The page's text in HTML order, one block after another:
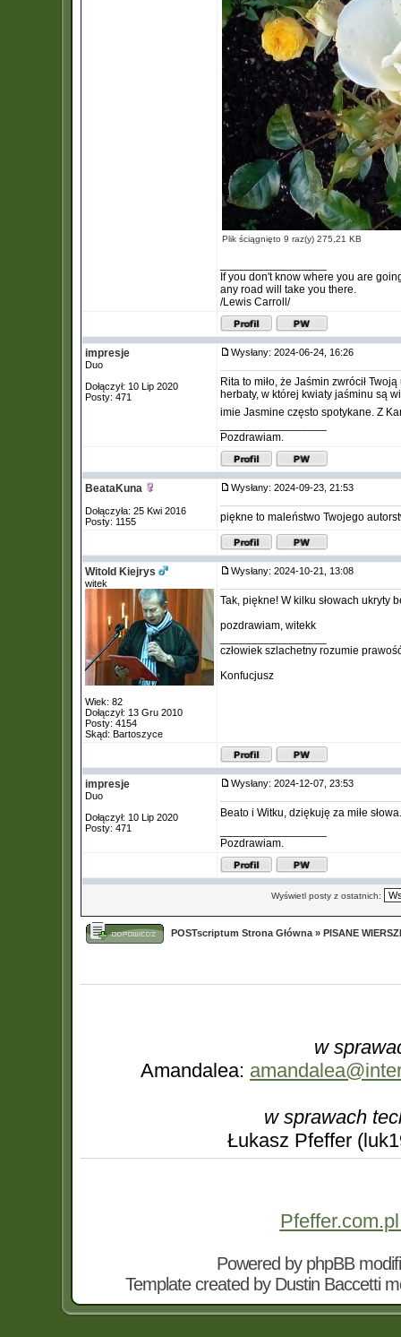
Plik ściągnięto 9 raz(y) 275,21 KB
If you don't know where you are
any road will take you there.
/Lewis Carroll/
impresje
Duo
Dołączył: 10 Lip 2020
Posty: 471
Wysłany: 2024-06-24, 16:26
Rita to miło, że Jaśmin zwrócił
herbaty, w której kwiaty jaśminu są
imie Jasmine często spotykane. Z
Pozdrawiam.
BeataKuna
Dołączyła: 25 Kwi 2016
Posty: 1155
Wysłany: 2024-09-23, 21:53
piękne to maleństwo Twojego
Witold Kiejrys
witek
Wiek: 82
Dołączył: 13 Gru 2010
Posty: 4154
Skąd: Bartoszyce
Wysłany: 2024-10-21, 13:08
Tak, piękne! W kilku słowach ukryty
pozdrawiam, witekk
człowiek szlachetny rozumie
Konfucjusz
impresje
Duo
Dołączył: 10 Lip 2020
Posty: 471
Wysłany: 2024-12-07, 23:53
Beato i Witku, dziękuję za miłe
Pozdrawiam.
Wyświetl posty z ostatnich:
POSTscriptum Strona Główna » PISANE
w
Amandalea:
w sprawach
Łukasz Pfeffer
Powered by phpBB
Template created by Dustin Baccetti